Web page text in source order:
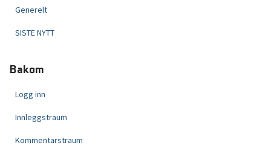
Generelt
SISTE NYTT
Bakom
Logg inn
Innleggstraum
Kommentarstraum